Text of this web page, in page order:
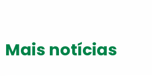
Mais notícias